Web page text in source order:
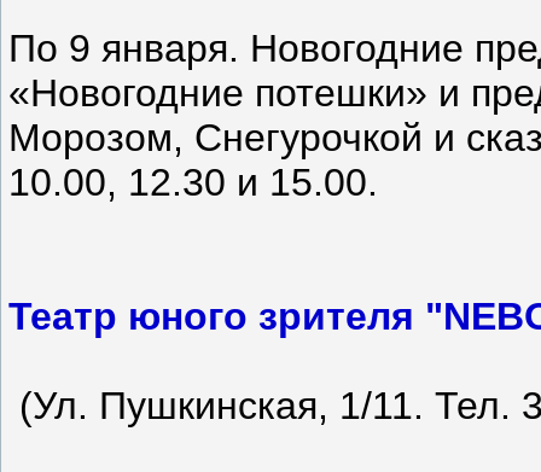
По 9 января. Новогодние
«Новогодние потешки» и
Морозом, Снегурочкой и
10.00, 12.30 и 15.00.
Театр юного зрителя
(Ул. Пушкинская, 1/11. Тел.